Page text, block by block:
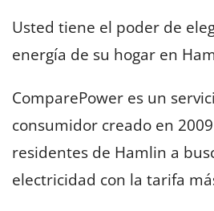
Usted tiene el poder de
energía de su hogar en
ComparePower es un
consumidor creado en
residentes de Hamlin a
electricidad con la tarifa